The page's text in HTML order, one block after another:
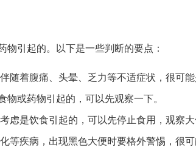
引起的。以下是一些判断的要点：
随着腹痛、头晕、乏力等不适症状，很可
或药物引起的，可以先观察一下。
虑是饮食引起的，可以先停止食用，观察大
等疾病，出现黑色大便时要格外警惕，很可